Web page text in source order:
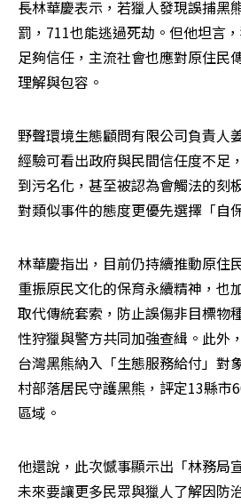
長林華慶表示，若獵人發現誤捕黑
罰，711也能逃過死劫。但他坦言
足夠信任，主流社會也應對原住民
理解與包容。
野聲環境生態顧問有限公司負責人
經驗可看出政府與民間信任度不足
到污名化，甚至被認為會觸法的刻
對類似事件的態度更優先選擇「自
林華慶指出，目前仍持續推動原住
重振原民文化的保育永續精神，也
取代傳統套索，防止誤傷非目標物
性狩獵與警方共同加強查緝。此外
台灣黑熊納入「生態服務給付」對
村部落居民守護黑熊，評定13縣市
區域。
他還說，此次憾事顯示出「林務局
未來要讓更多民眾與獵人了解因防